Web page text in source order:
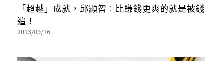
「超越」成就，邱顯智：比賺錢更爽的就是被錢
追！
2013/09/16